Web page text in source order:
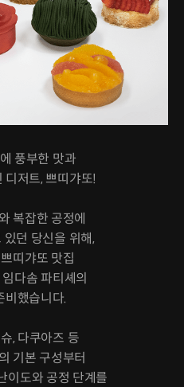
풍부한 맛과
디저트, 쁘띠갸또!
복잡한 공정에
던 당신을 위해,
띠갸또 맛집
다솜 파티셰의
비했습니다.
, 다쿠아즈 등
기본 구성부터
이도와 공정 단계를